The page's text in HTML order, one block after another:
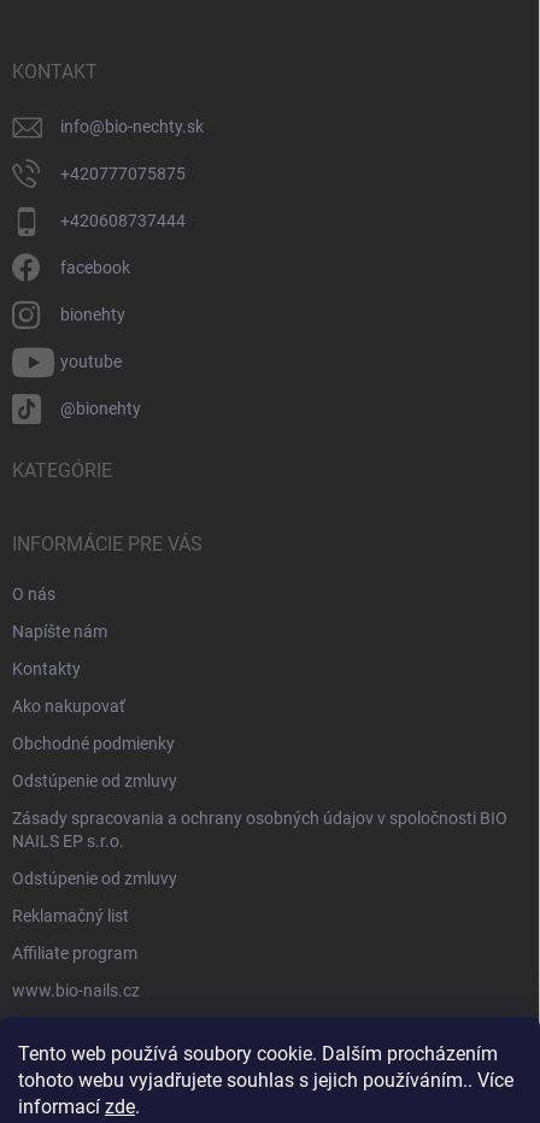
Tento web používá soubory cookie. Dalším procházením
tohoto webu vyjadřujete souhlas s jejich používáním.. Více
informací zde.
KONTAKT
info@bio-nechty.sk
+420777075875
+420608737444
facebook
bionehty
youtube
@bionehty
KATEGÓRIE
INFORMÁCIE PRE VÁS
O nás
Napíšte nám
Kontakty
Ako nakupovať
Obchodné podmienky
Odstúpenie od zmluvy
Zásady spracovania a ochrany osobných údajov v spoločnosti BIO
NAILS EP s.r.o.
Odstúpenie od zmluvy
Reklamačný list
Affiliate program
www.bio-nails.cz
FACEBOOK